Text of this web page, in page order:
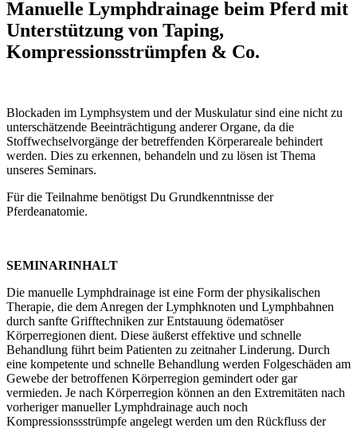
Manuelle Lymphdrainage beim Pferd mit
Unterstützung von Taping,
Kompressionsstrümpfen & Co.
Blockaden im Lymphsystem und der Muskulatur sind eine nicht zu
unterschätzende Beeinträchtigung anderer Organe, da die
Stoffwechselvorgänge der betreffenden Körperareale behindert
werden. Dies zu erkennen, behandeln und zu lösen ist Thema
unseres Seminars.
Für die Teilnahme benötigst Du Grundkenntnisse der
Pferdeanatomie.
SEMINARINHALT
Die manuelle Lymphdrainage ist eine Form der physikalischen
Therapie, die dem Anregen der Lymphknoten und Lymphbahnen
durch sanfte Grifftechniken zur Entstauung ödematöser
Körperregionen dient. Diese äußerst effektive und schnelle
Behandlung führt beim Patienten zu zeitnaher Linderung. Durch
eine kompetente und schnelle Behandlung werden Folgeschäden am
Gewebe der betroffenen Körperregion gemindert oder gar
vermieden. Je nach Körperregion können an den Extremitäten nach
vorheriger manueller Lymphdrainage auch noch
Kompressionssstrümpfe angelegt werden um den Rückfluss der